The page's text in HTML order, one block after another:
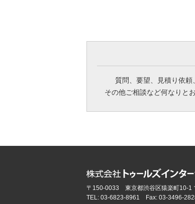
質問、要望、見積り依頼
その他ご相談など何なりと
〒150-0033 東京都渋谷区猿楽町10-1
TEL: 03-6823-8961 Fax: 03-3496-